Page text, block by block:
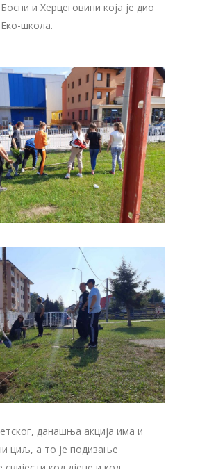
Босни и Херцеговини која је дио
школа.
данашња акција има и
циљ, а то је подизање